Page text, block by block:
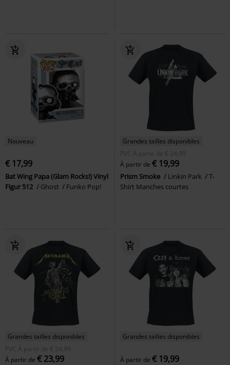
Nouveau
€ 17,99
Bat Wing Papa (Glam Rocks!) Vinyl
Figur 512
Ghost Funko Pop!
Grandes tailles disponibles
PVC
À partir de € 24,99
À partir de € 19,99
Prism Smoke Linkin Park
T-
Shirt Manches courtes
Grandes tailles disponibles
PVC
À partir de € 24,99
À partir de € 23,99
Grandes tailles disponibles
À partir de € 19,99